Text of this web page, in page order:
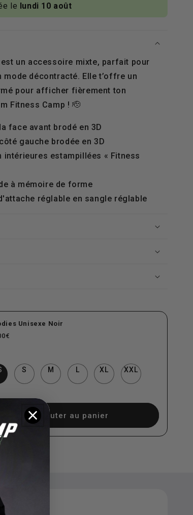
le lundi 10 août
un accessoire mixte, parfait pour
décontracté. Elle t’offre un
pour afficher fièrement ton
Fitness Camp ! 🫡
face avant brodé en 3D
gauche brodée en 3D
intérieures estampillées « Fitness
à mémoire de forme
réglable en sangle réglable
Unisexe Noir
S M L XL XXL
Ajouter au panier